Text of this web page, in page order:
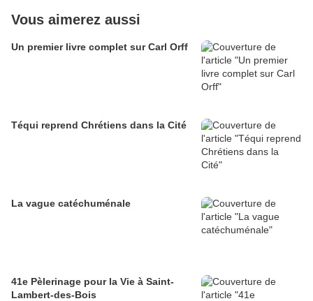
Vous aimerez aussi
Un premier livre complet sur Carl Orff
Téqui reprend Chrétiens dans la Cité
La vague catéchuménale
41e Pèlerinage pour la Vie à Saint-
Lambert-des-Bois